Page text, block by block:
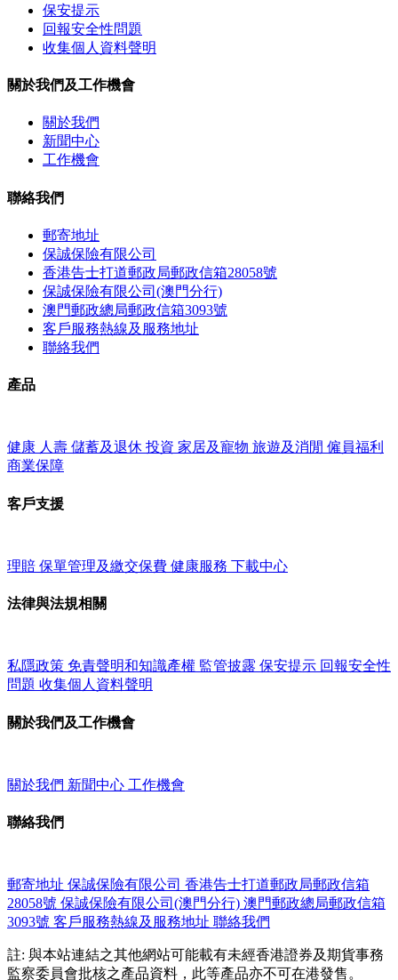
保安提示
回報安全性問題
收集個人資料聲明
關於我們及工作機會
關於我們
新聞中心
工作機會
聯絡我們
郵寄地址
保誠保險有限公司
香港告士打道郵政局郵政信箱28058號
保誠保險有限公司(澳門分行)
澳門郵政總局郵政信箱3093號
客戶服務熱線及服務地址
聯絡我們
產品
健康 人壽 儲蓄及退休 投資 家居及寵物 旅遊及消閒 僱員福利
商業保障
客戶支援
理賠 保單管理及繳交保費 健康服務 下載中心
法律與法規相關
私隱政策 免責聲明和知識產權 監管披露 保安提示 回報安全性
問題 收集個人資料聲明
關於我們及工作機會
關於我們 新聞中心 工作機會
聯絡我們
郵寄地址 保誠保險有限公司 香港告士打道郵政局郵政信箱
28058號 保誠保險有限公司(澳門分行) 澳門郵政總局郵政信箱
3093號 客戶服務熱線及服務地址 聯絡我們
註: 與本站連結之其他網站可能載有未經香港證券及期貨事務
監察委員會批核之產品資料，此等產品亦不可在港發售。